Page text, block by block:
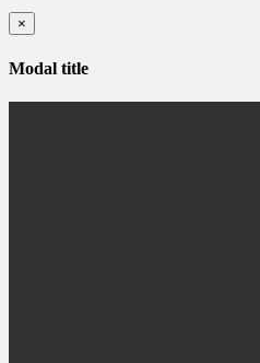
×
Modal title